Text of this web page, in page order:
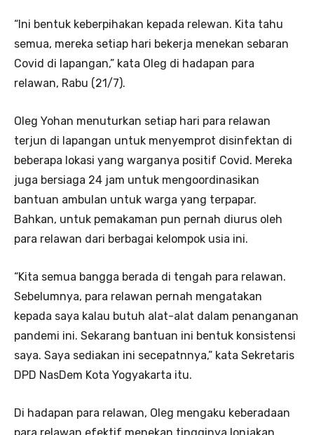
“Ini bentuk keberpihakan kepada relewan. Kita tahu
semua, mereka setiap hari bekerja menekan sebaran
Covid di lapangan,” kata Oleg di hadapan para
relawan, Rabu (21/7).
Oleg Yohan menuturkan setiap hari para relawan
terjun di lapangan untuk menyemprot disinfektan di
beberapa lokasi yang warganya positif Covid. Mereka
juga bersiaga 24 jam untuk mengoordinasikan
bantuan ambulan untuk warga yang terpapar.
Bahkan, untuk pemakaman pun pernah diurus oleh
para relawan dari berbagai kelompok usia ini.
“Kita semua bangga berada di tengah para relawan.
Sebelumnya, para relawan pernah mengatakan
kepada saya kalau butuh alat-alat dalam penanganan
pandemi ini. Sekarang bantuan ini bentuk konsistensi
saya. Saya sediakan ini secepatnnya,” kata Sekretaris
DPD NasDem Kota Yogyakarta itu.
Di hadapan para relawan, Oleg mengaku keberadaan